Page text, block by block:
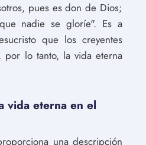
pues es don de Dios;
nadie se gloríe". Es a
que los creyentes
por lo tanto, la vida eterna
vida eterna en el
una descripción